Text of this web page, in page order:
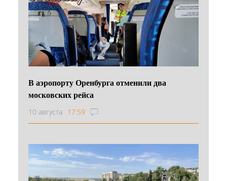
В аэропорту Оренбурга отменили два
московских рейса
10 августа 17:59